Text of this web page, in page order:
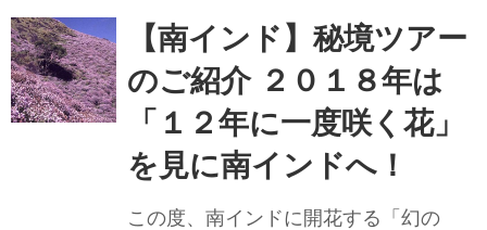
【南インド】秘境ツアー
のご紹介 ２０１８年は
「１２年に一度咲く花」
を見に南インドへ！
この度、南インドに開花する「幻の